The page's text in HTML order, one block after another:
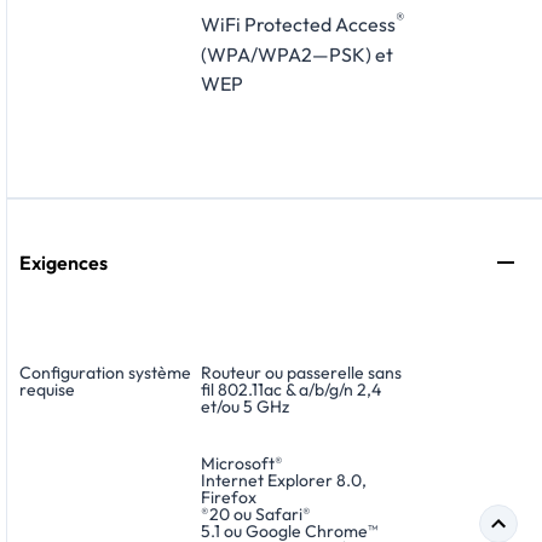
WiFi Protected Access®
(WPA/WPA2—PSK) et
WEP
Exigences
Configuration système
requise
Routeur ou passerelle sans
fil 802.11ac & a/b/g/n 2,4
et/ou 5 GHz
Microsoft®
Internet Explorer 8.0,
Firefox
®20 ou Safari®
5.1 ou Google Chrome™